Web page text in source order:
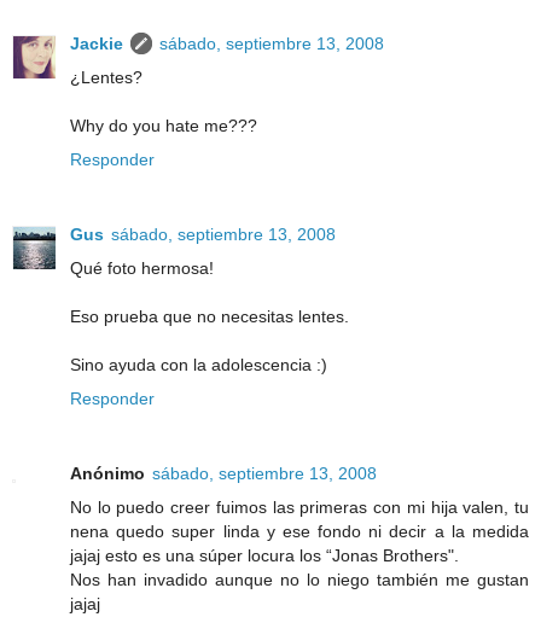
Jackie
sábado, septiembre 13, 2008
¿Lentes?
Why do you hate me???
Responder
Gus sábado, septiembre 13, 2008
Qué foto hermosa!
Eso prueba que no necesitas lentes.
Sino ayuda con la adolescencia :)
Responder
Anónimo sábado, septiembre 13, 2008
No lo puedo creer fuimos las primeras con mi hija valen, tu
nena quedo super linda y ese fondo ni decir a la medida
jajaj esto es una súper locura los “Jonas Brothers".
Nos han invadido aunque no lo niego también me gustan
jajaj